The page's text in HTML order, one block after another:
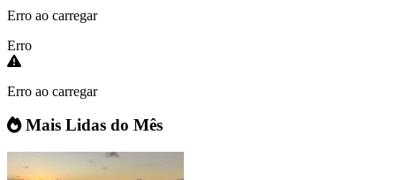
Erro ao carregar
Erro
Erro ao carregar
Mais Lidas do Mês